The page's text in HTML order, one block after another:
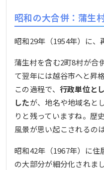
昭和の大合併：蒲生
昭和29年（1954年）に、
蒲生村を含む2町8村が合
て翌年には越谷市へと昇
この過程で、 行政単位と
したが、地名や地域名と
りと残っていますね。歴
風景が思い起こされるの
昭和42年（1967年）に住
の大部分が細分化されまし